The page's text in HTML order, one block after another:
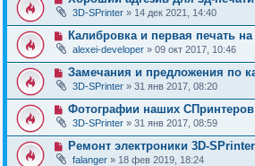
3D-SPrinter » 14 дек 2021, 14:40
Калибровка и первая печать
alexei-developer » 09 окт 2017, 10:46
Замечания и предложения по
3D-SPrinter » 31 янв 2017, 08:20
Фотографии наших СПринтеров
3D-SPrinter » 31 янв 2017, 08:59
Ремонт электроники 3D-
falanger » 18 фев 2019, 18:24